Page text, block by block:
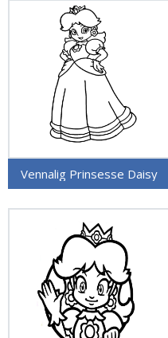
Vennalig Prinsesse Daisy